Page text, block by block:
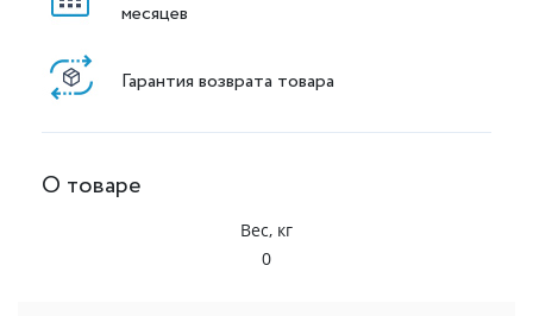
месяцев
Гарантия возврата товара
О товаре
Вес, кг
0